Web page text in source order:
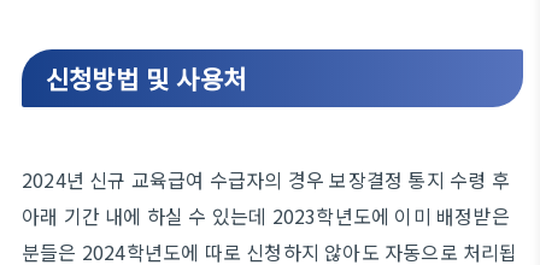
신청방법 및 사용처
2024년 신규 교육급여 수급자의 경우 보장결정 통지 수령 후
아래 기간 내에 하실 수 있는데 2023학년도에 이미 배정받은
분들은 2024학년도에 따로 신청하지 않아도 자동으로 처리됩